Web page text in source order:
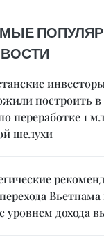
построить в
переработке 1
шелухи
уровнем дохода